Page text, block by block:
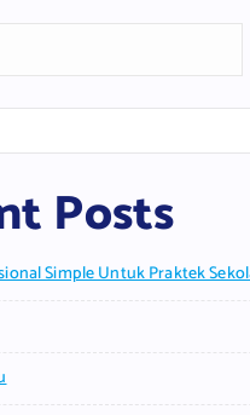
Posts
Simple Untuk Praktek